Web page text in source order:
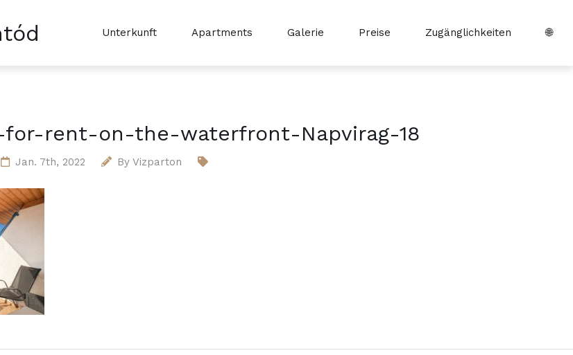
Unterkunft Apartments Galerie Preise Zugänglichkeiten 🌐
for-rent-on-the-waterfront-Napvirag-18
Jan. 7th, 2022 By Vizparton